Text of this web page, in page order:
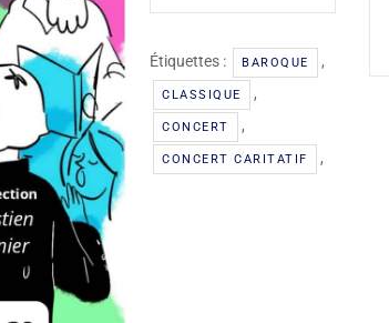
Étiquettes : BAROQUE ,
CLASSIQUE ,
CONCERT ,
CONCERT CARITATIF ,